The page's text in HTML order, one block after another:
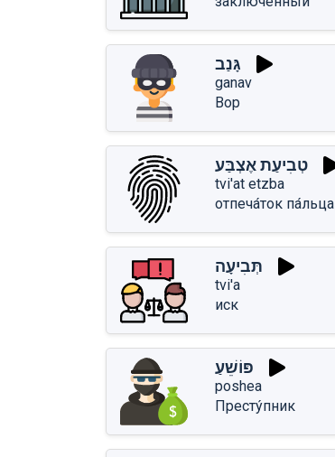
גָּנַב
ganav
Вор
טְבִיעַת אֶצְבַּע
tvi'at etzba
отпеча́ток па́льца
תְּבִיעָה
tvi'a
иск
פּוֹשֵׁעַ
poshea
Престу́пник